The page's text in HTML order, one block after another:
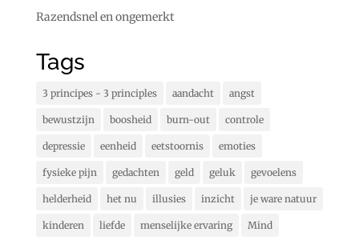
Razendsnel en ongemerkt
Tags
3 principes - 3 principles aandacht angst
bewustzijn boosheid burn-out controle
depressie eenheid eetstoornis emoties
fysieke pijn gedachten geld geluk gevoelens
helderheid het nu illusies inzicht je ware natuur
kinderen liefde menselijke ervaring Mind